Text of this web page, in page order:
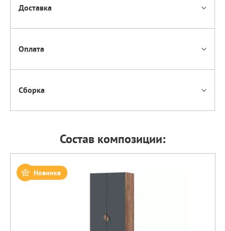
Доставка
Оплата
Сборка
Состав композиции:
Новинка